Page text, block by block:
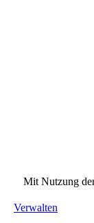
Mit Nutzung
Verwalten